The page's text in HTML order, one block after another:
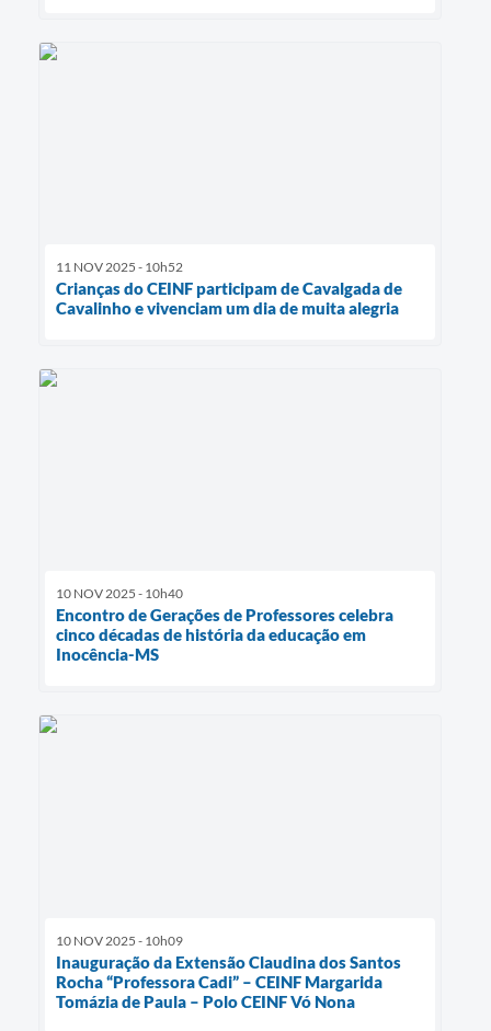
11 NOV 2025 - 10h52
Crianças do CEINF participam de Cavalgada de
Cavalinho e vivenciam um dia de muita alegria
10 NOV 2025 - 10h40
Encontro de Gerações de Professores celebra
cinco décadas de história da educação em
Inocência-MS
10 NOV 2025 - 10h09
Inauguração da Extensão Claudina dos Santos
Rocha “Professora Cadi” – CEINF Margarida
Tomázia de Paula – Polo CEINF Vó Nona